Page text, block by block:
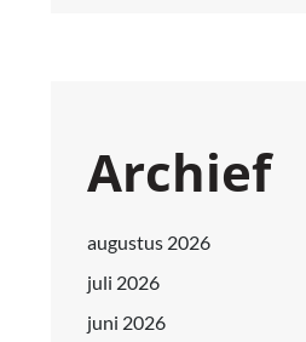
Archief
augustus 2026
juli 2026
juni 2026